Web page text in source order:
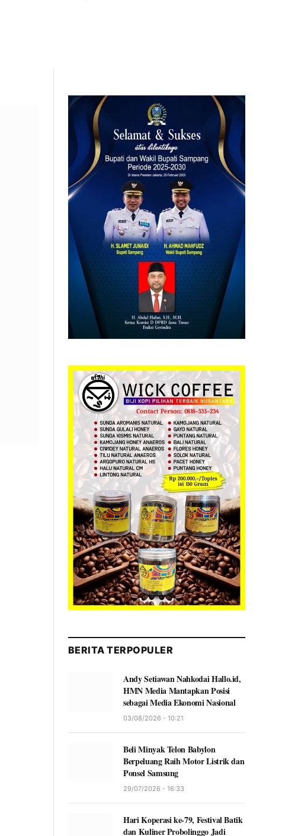
BERITA TERPOPULER
Andy Setiawan Nahkodai Hallo.id,
HMN Media Mantapkan Posisi
sebagai Media Ekonomi Nasional
03/08/2026 - 10:21
Beli Minyak Telon Babylon
Berpeluang Raih Motor Listrik dan
Ponsel Samsung
29/07/2026 - 16:33
Hari Koperasi ke-79, Festival Batik
dan Kuliner Probolinggo Jadi